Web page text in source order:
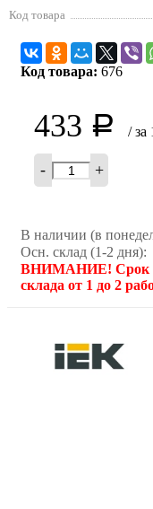
Код товара
Код товара: 676
433 Р / за
- +
В наличии (в
Осн. склад (1-2 дня):
ВНИМАНИЕ! Срок
склада от 1 до 2